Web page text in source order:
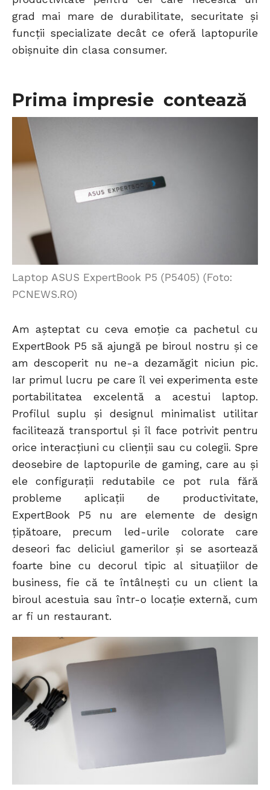
grad mai mare de durabilitate, securitate și
funcții specializate decât ce oferă laptopurile
obișnuite din clasa consumer.
Prima impresie contează
Laptop ASUS ExpertBook P5 (P5405) (Foto:
PCNEWS.RO)
Am așteptat cu ceva emoție ca pachetul cu
ExpertBook P5 să ajungă pe biroul nostru și ce
am descoperit nu ne-a dezamăgit niciun pic.
Iar primul lucru pe care îl vei experimenta este
portabilitatea excelentă a acestui laptop.
Profilul suplu și designul minimalist utilitar
facilitează transportul și îl face potrivit pentru
orice interacțiuni cu clienții sau cu colegii. Spre
deosebire de laptopurile de gaming, care au și
ele configurații redutabile ce pot rula fără
probleme aplicații de productivitate,
ExpertBook P5 nu are elemente de design
țipătoare, precum led-urile colorate care
deseori fac deliciul gamerilor și se asortează
foarte bine cu decorul tipic al situațiilor de
business, fie că te întâlnești cu un client la
biroul acestuia sau într-o locație externă, cum
ar fi un restaurant.